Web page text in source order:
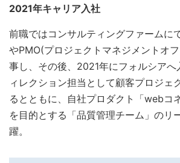
2021年キャリア入社
前職ではコンサルティングファームに
やPMO(プロジェクトマネジメントオ
事し、その後、2021年にフォルシアへ
ィレクション担当として顧客プロジェ
るとともに、自社プロダクト「webコ
を目的とする「品質管理チーム」のリ
躍。